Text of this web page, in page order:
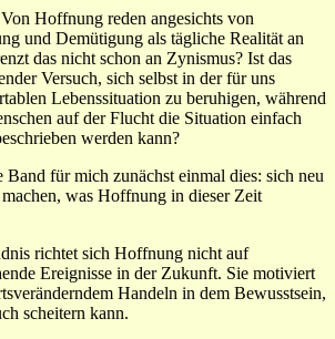
Von Hoffnung reden angesichts von
und Demütigung als tägliche Realität an
das nicht schon an Zynismus? Ist das
Versuch, sich selbst in der für uns
Lebenssituation zu beruhigen, während
auf der Flucht die Situation einfach
werden kann?
Band für mich zunächst einmal dies: sich neu
was Hoffnung in dieser Zeit
richtet sich Hoffnung nicht auf
Ereignisse in der Zukunft. Sie motiviert
Handeln in dem Bewusstsein,
scheitern kann.